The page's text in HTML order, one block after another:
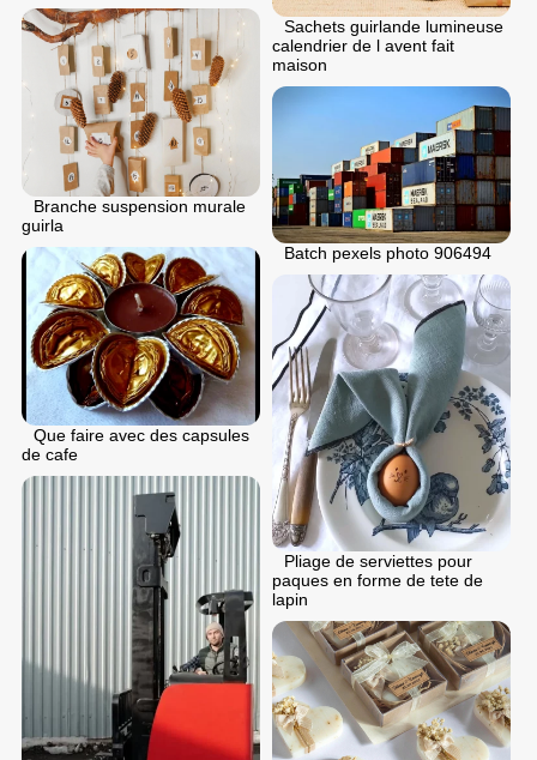
Sachets guirlande lumineuse
calendrier de l avent fait
maison
Branche suspension murale
guirla
Batch pexels photo 906494
Que faire avec des capsules
de cafe
Pliage de serviettes pour
paques en forme de tete de
lapin